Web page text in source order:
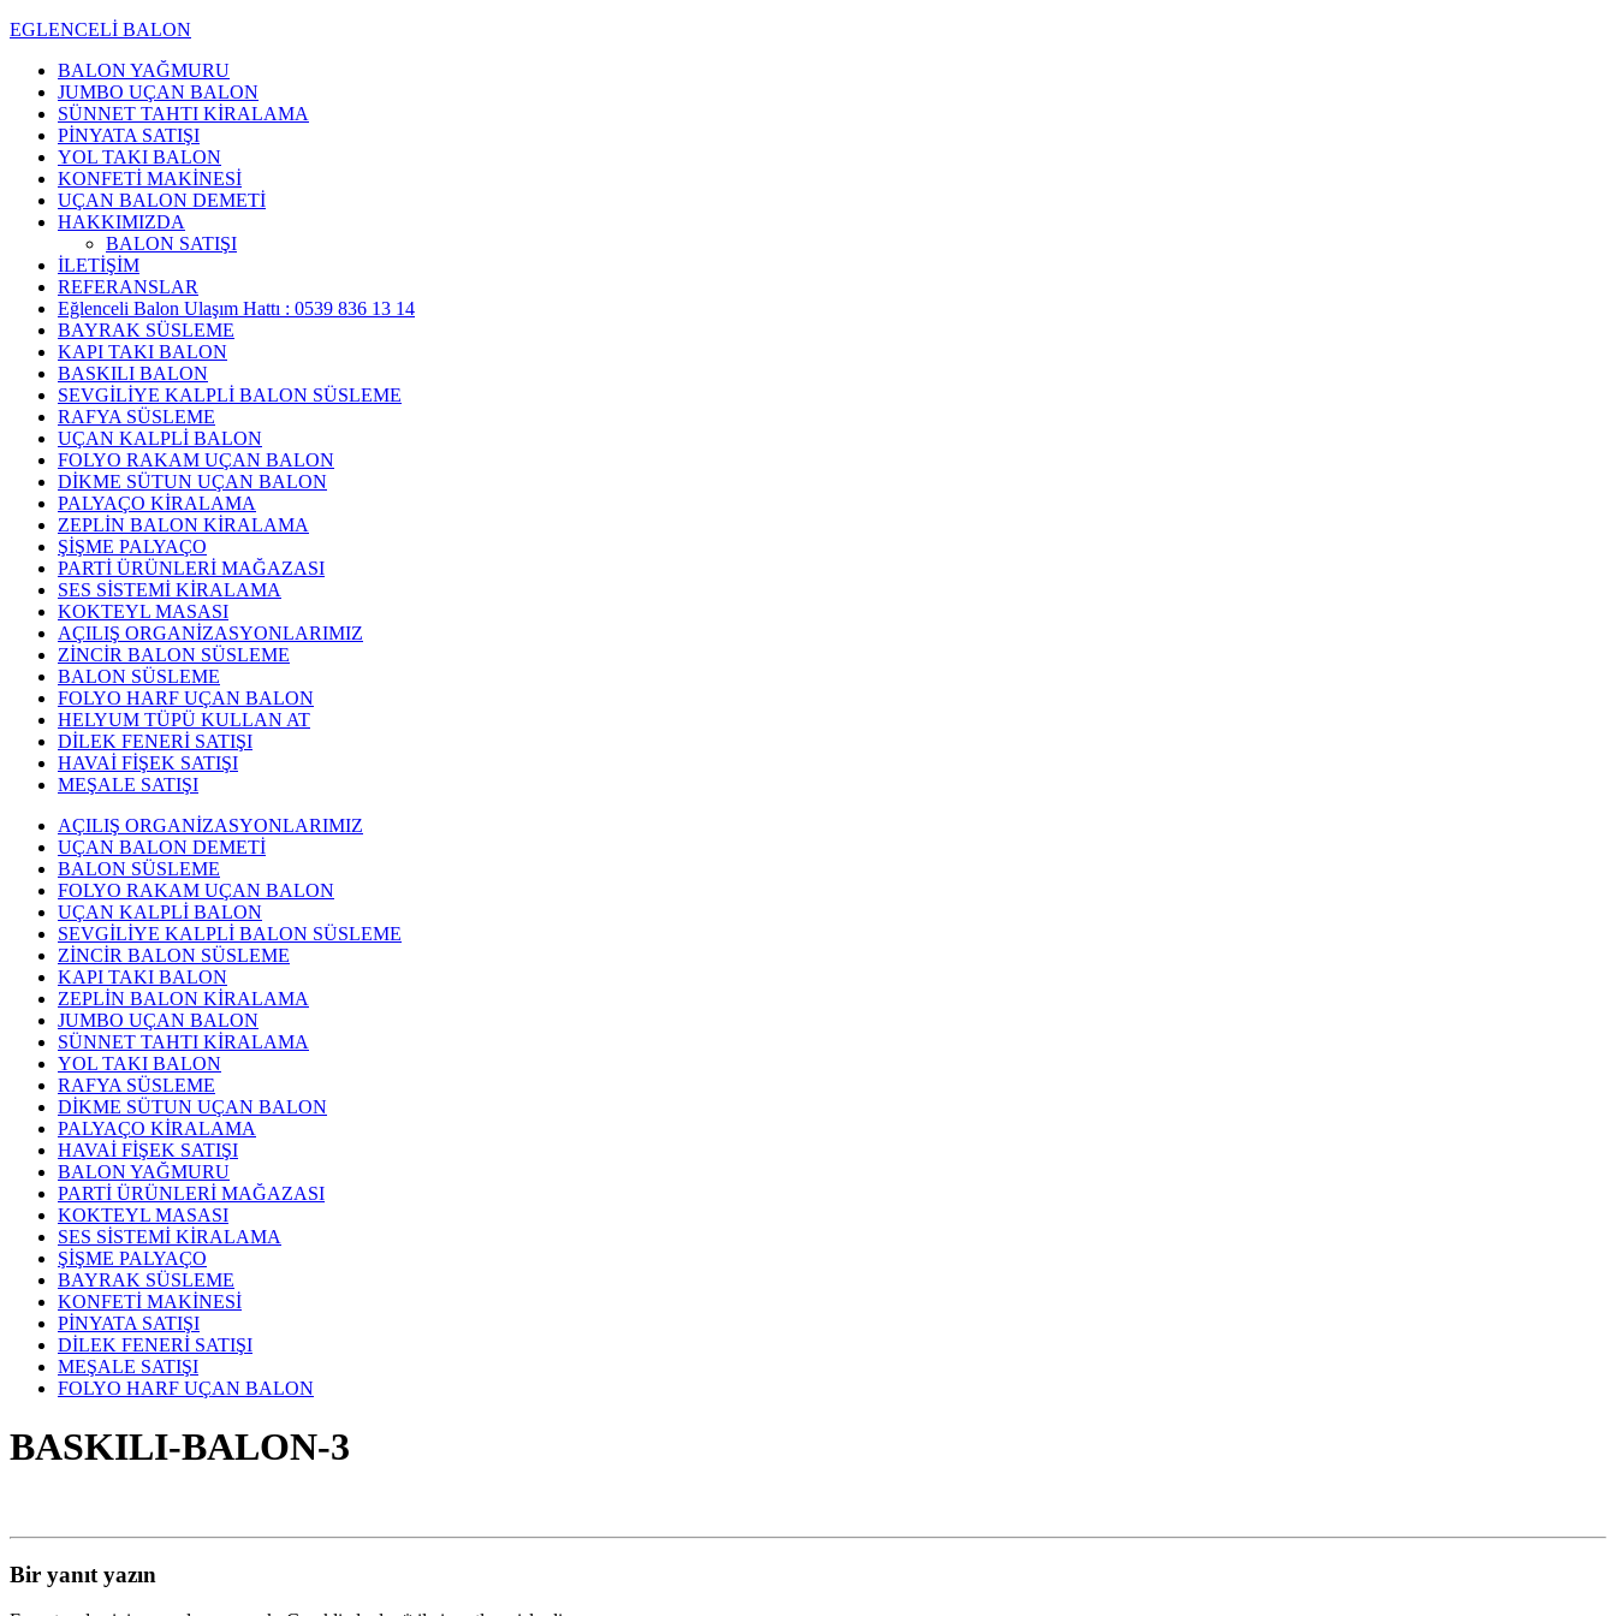
EGLENCELİ BALON
BALON YAĞMURU
JUMBO UÇAN BALON
SÜNNET TAHTI KİRALAMA
PİNYATA SATIŞI
YOL TAKI BALON
KONFETİ MAKİNESİ
UÇAN BALON DEMETİ
HAKKIMIZDA
BALON SATIŞI
İLETİŞİM
REFERANSLAR
Eğlenceli Balon Ulaşım Hattı : 0539 836 13 14
BAYRAK SÜSLEME
KAPI TAKI BALON
BASKILI BALON
SEVGİLİYE KALPLİ BALON SÜSLEME
RAFYA SÜSLEME
UÇAN KALPLİ BALON
FOLYO RAKAM UÇAN BALON
DİKME SÜTUN UÇAN BALON
PALYAÇO KİRALAMA
ZEPLİN BALON KİRALAMA
ŞİŞME PALYAÇO
PARTİ ÜRÜNLERİ MAĞAZASI
SES SİSTEMİ KİRALAMA
KOKTEYL MASASI
AÇILIŞ ORGANİZASYONLARIMIZ
ZİNCİR BALON SÜSLEME
BALON SÜSLEME
FOLYO HARF UÇAN BALON
HELYUM TÜPÜ KULLAN AT
DİLEK FENERİ SATIŞI
HAVAİ FİŞEK SATIŞI
MEŞALE SATIŞI
AÇILIŞ ORGANİZASYONLARIMIZ
UÇAN BALON DEMETİ
BALON SÜSLEME
FOLYO RAKAM UÇAN BALON
UÇAN KALPLİ BALON
SEVGİLİYE KALPLİ BALON SÜSLEME
ZİNCİR BALON SÜSLEME
KAPI TAKI BALON
ZEPLİN BALON KİRALAMA
JUMBO UÇAN BALON
SÜNNET TAHTI KİRALAMA
YOL TAKI BALON
RAFYA SÜSLEME
DİKME SÜTUN UÇAN BALON
PALYAÇO KİRALAMA
HAVAİ FİŞEK SATIŞI
BALON YAĞMURU
PARTİ ÜRÜNLERİ MAĞAZASI
KOKTEYL MASASI
SES SİSTEMİ KİRALAMA
ŞİŞME PALYAÇO
BAYRAK SÜSLEME
KONFETİ MAKİNESİ
PİNYATA SATIŞI
DİLEK FENERİ SATIŞI
MEŞALE SATIŞI
FOLYO HARF UÇAN BALON
BASKILI-BALON-3
Bir yanıt yazın